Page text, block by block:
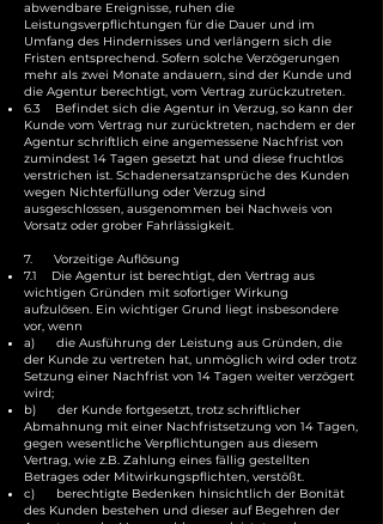
abwendbare Ereignisse, ruhen die
Leistungsverpflichtungen für die Dauer und im
Umfang des Hindernisses und verlängern sich die
Fristen entsprechend. Sofern solche Verzögerungen
mehr als zwei Monate andauern, sind der Kunde und
die Agentur berechtigt, vom Vertrag zurückzutreten.
6.3 Befindet sich die Agentur in Verzug, so kann der
Kunde vom Vertrag nur zurücktreten, nachdem er der
Agentur schriftlich eine angemessene Nachfrist von
zumindest 14 Tagen gesetzt hat und diese fruchtlos
verstrichen ist. Schadenersatzansprüche des Kunden
wegen Nichterfüllung oder Verzug sind
ausgeschlossen, ausgenommen bei Nachweis von
Vorsatz oder grober Fahrlässigkeit.
7. Vorzeitige Auflösung
7.1 Die Agentur ist berechtigt, den Vertrag aus
wichtigen Gründen mit sofortiger Wirkung
aufzulösen. Ein wichtiger Grund liegt insbesondere
vor, wenn
a) die Ausführung der Leistung aus Gründen, die
der Kunde zu vertreten hat, unmöglich wird oder trotz
Setzung einer Nachfrist von 14 Tagen weiter verzögert
wird;
b) der Kunde fortgesetzt, trotz schriftlicher
Abmahnung mit einer Nachfristsetzung von 14 Tagen,
gegen wesentliche Verpflichtungen aus diesem
Vertrag, wie z.B. Zahlung eines fällig gestellten
Betrages oder Mitwirkungspflichten, verstößt.
c) berechtigte Bedenken hinsichtlich der Bonität
des Kunden bestehen und dieser auf Begehren der